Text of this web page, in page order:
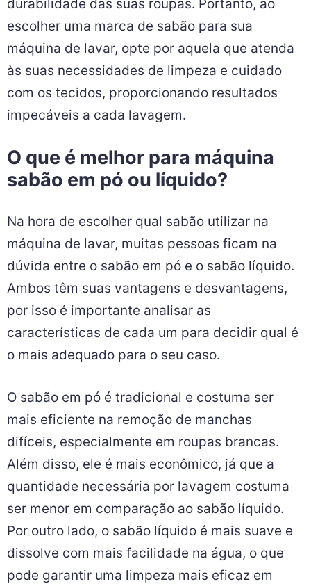
durabilidade das suas roupas. Portanto, ao
escolher uma marca de sabão para sua
máquina de lavar, opte por aquela que atenda
às suas necessidades de limpeza e cuidado
com os tecidos, proporcionando resultados
impecáveis a cada lavagem.
O que é melhor para máquina
sabão em pó ou líquido?
Na hora de escolher qual sabão utilizar na
máquina de lavar, muitas pessoas ficam na
dúvida entre o sabão em pó e o sabão líquido.
Ambos têm suas vantagens e desvantagens,
por isso é importante analisar as
características de cada um para decidir qual é
o mais adequado para o seu caso.
O sabão em pó é tradicional e costuma ser
mais eficiente na remoção de manchas
difíceis, especialmente em roupas brancas.
Além disso, ele é mais econômico, já que a
quantidade necessária por lavagem costuma
ser menor em comparação ao sabão líquido.
Por outro lado, o sabão líquido é mais suave e
dissolve com mais facilidade na água, o que
pode garantir uma limpeza mais eficaz em